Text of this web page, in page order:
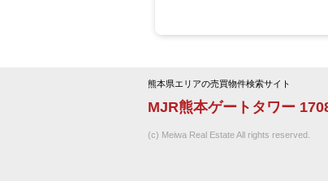
熊本県エリアの売買物件検索サイト
MJR熊本ゲートタワー
(c) Meiwa Real Estate All rights reserved.